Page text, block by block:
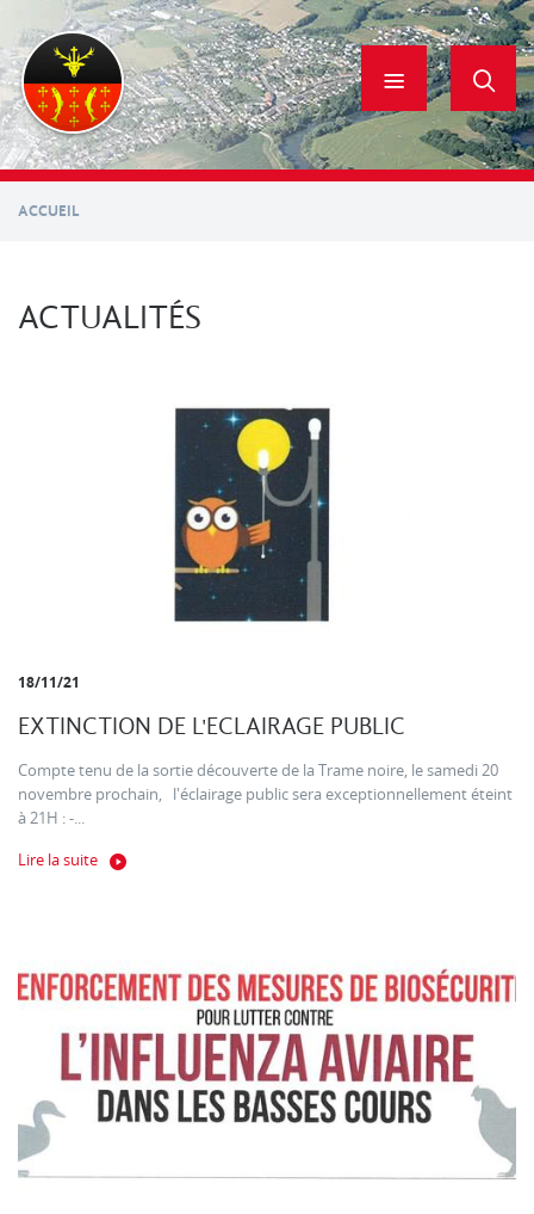
contenu
principal
ACCUEIL
ACTUALITÉS
18/11/21
EXTINCTION DE L'ECLAIRAGE PUBLIC
Compte tenu de la sortie découverte de la Trame noire, le samedi 20
novembre prochain, l'éclairage public sera exceptionnellement éteint
à 21H : -...
Lire la suite